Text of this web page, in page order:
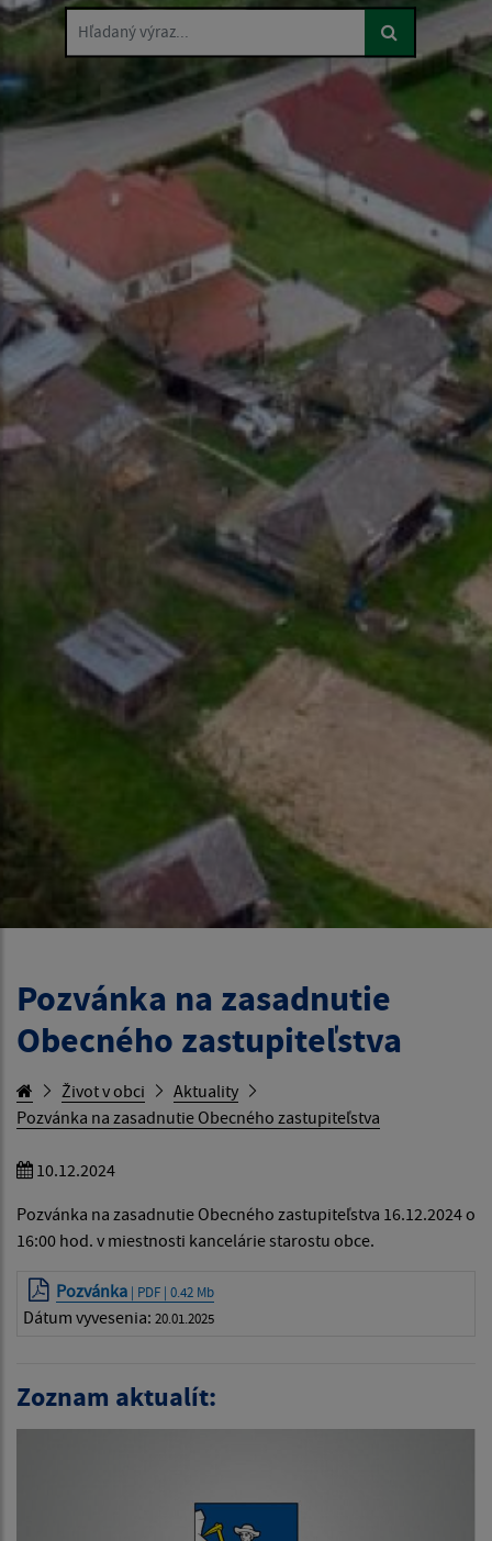
Hľadaný výraz...
Pozvánka na zasadnutie
Obecného zastupiteľstva
Život v obci
Aktuality
Pozvánka na zasadnutie Obecného zastupiteľstva
10.12.2024
Pozvánka na zasadnutie Obecného zastupiteľstva 16.12.2024 o
16:00 hod. v miestnosti kancelárie starostu obce.
Pozvánka | PDF | 0.42 Mb
Dátum vyvesenia: 20.01.2025
Zoznam aktualít: